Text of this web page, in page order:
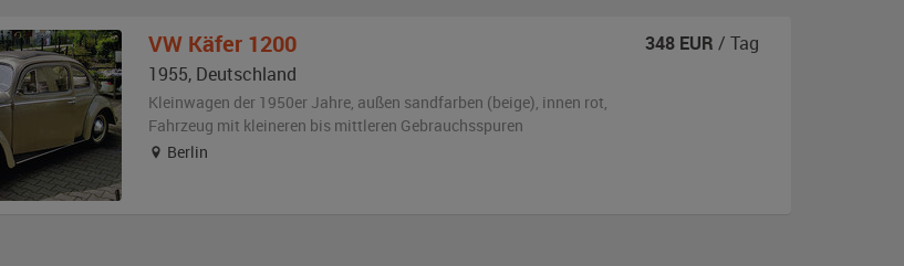
VW Käfer 1200
1955, Deutschland
Kleinwagen der 1950er Jahre, außen sandfarben (beige), innen rot,
Fahrzeug mit kleineren bis mittleren Gebrauchsspuren
Berlin
348 EUR / Tag